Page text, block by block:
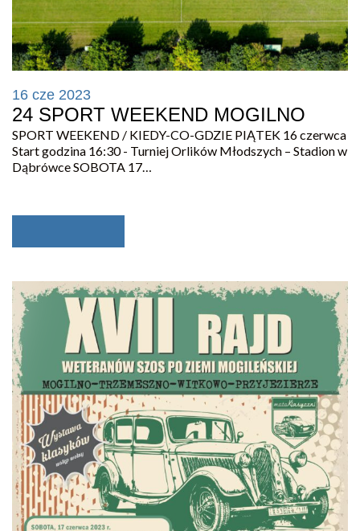
16 cze 2023
24 SPORT WEEKEND MOGILNO
SPORT WEEKEND / KIEDY-CO-GDZIE PIĄTEK 16 czerwca
Start godzina 16:30 - Turniej Orlików Młodszych – Stadion w
Dąbrówce SOBOTA 17…